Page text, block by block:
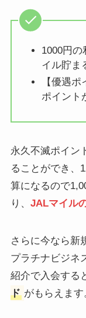
1000円
イル貯ま
【優遇
ポイント
永久不滅ポイン
ることができ、
算になるので
り、 JALマイル
さらに今なら新
プラチナビジネ
紹介で入会する
ド がもらえます